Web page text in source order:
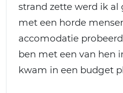
strand zette werd ik al
met een horde
accomodatie
ben met een van hen
kwam in een budget